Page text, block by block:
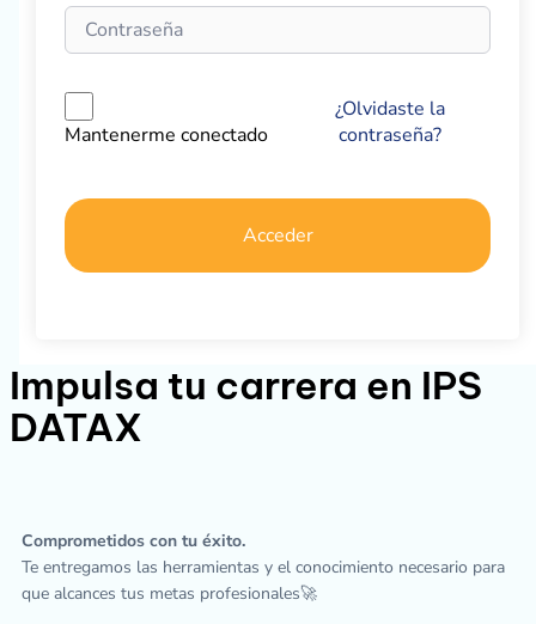
Mantenerme conectado
¿Olvidaste la
contraseña?
Acceder
Impulsa tu carrera en IPS
DATAX
Comprometidos con tu éxito.
Te entregamos las herramientas y el conocimiento necesario para
que alcances tus metas profesionales🚀